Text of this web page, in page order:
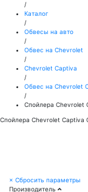
/
Каталог
/
Обвесы на авто
/
Обвес на Chevrolet
/
Chevrolet Captiva
/
Обвес на Chevrolet
/
Спойлера Chevrolet
Спойлера Chevrolet Captiva
× Сбросить параметры
Производитель